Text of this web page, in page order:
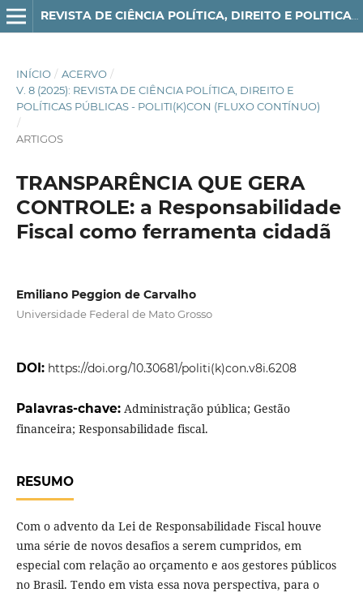
REVISTA DE CIÊNCIA POLÍTICA, DIREITO E POLITICAS PÚBLICAS - POLITI(K)CON
INÍCIO / ACERVO /
V. 8 (2025): REVISTA DE CIÊNCIA POLÍTICA, DIREITO E
POLÍTICAS PÚBLICAS - POLITI(K)CON (FLUXO CONTÍNUO)
/
ARTIGOS
TRANSPARÊNCIA QUE GERA
CONTROLE: a Responsabilidade
Fiscal como ferramenta cidadã
Emiliano Peggion de Carvalho
Universidade Federal de Mato Grosso
DOI: https://doi.org/10.30681/politi(k)con.v8i.6208
Palavras-chave: Administração pública; Gestão
financeira; Responsabilidade fiscal.
RESUMO
Com o advento da Lei de Responsabilidade Fiscal houve
uma série de novos desafios a serem cumpridos, em
especial com relação ao orçamento e aos gestores públicos
no Brasil. Tendo em vista essa nova perspectiva, para o